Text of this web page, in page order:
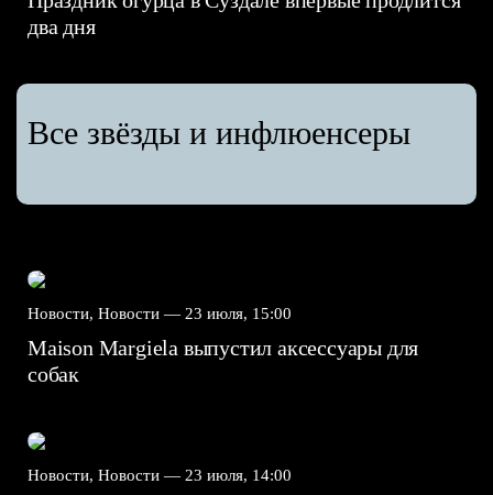
два дня
Все звёзды и инфлюенсеры
Новости, Новости — 23 июля, 15:00
Maison Margiela выпустил аксессуары для
собак
Новости, Новости — 23 июля, 14:00